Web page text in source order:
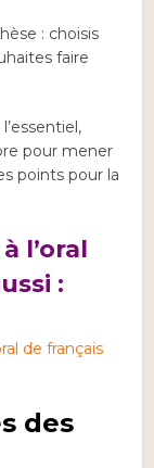
: choisis
faire
pour mener
points pour la
l’oral
:
de français
des